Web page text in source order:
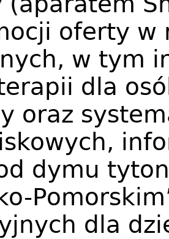
oferty w
w tym
dla
oraz
dymu
dla